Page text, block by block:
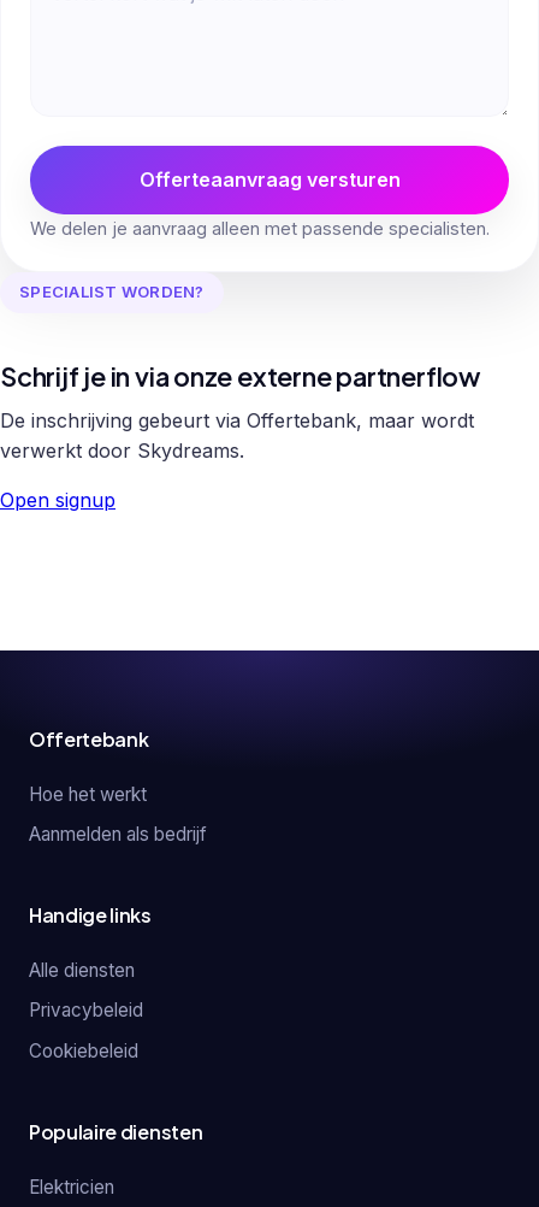
Offerteaanvraag versturen
We delen je aanvraag alleen met passende specialisten.
SPECIALIST WORDEN?
Schrijf je in via onze externe partnerflow
De inschrijving gebeurt via Offertebank, maar wordt
verwerkt door Skydreams.
Open signup
Offertebank
Hoe het werkt
Aanmelden als bedrijf
Handige links
Alle diensten
Privacybeleid
Cookiebeleid
Populaire diensten
Elektricien